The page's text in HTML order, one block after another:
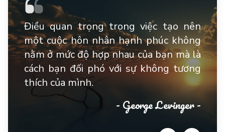
Điều quan trọng trong việc tạo nên
một cuộc hôn nhân hạnh phúc không
nằm ở mức độ hợp nhau của bạn mà là
cách bạn đối phó với sự không tương
thích của mình.
- George Levinger -